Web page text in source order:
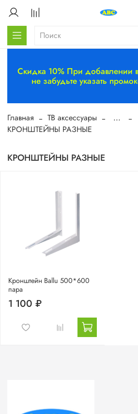
Скидка 10% При добавлении
не забудьте указать
Главная ТВ аксессуары
...
КРОНШТЕЙНЫ РАЗНЫЕ
КРОНШТЕЙНЫ РАЗНЫЕ
Кронштейн Ballu 500*600
пара
1 100 ₽